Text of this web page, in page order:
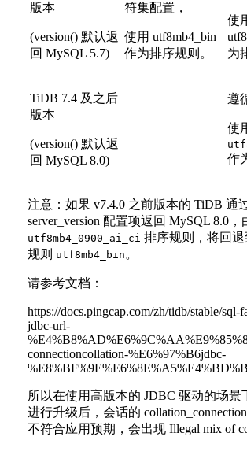
版本
(version() 默认返
回 MySQL 5.7)
符集配置，
使用 utf8mb4_bin
作为排序规则。
使
为
TiDB 7.4 及之后
版本
(version() 默认返
回 MySQL 8.0)
遵
使
作
注意：如果 v7.4.0 之前版本的 TiDB 通
server_version 配置项返回 MySQL 8.0
utf8mb4_0900_ai_ci 排序规则，将回
规则 utf8mb4_bin 。
请参考文档：
https://docs.pingcap.com/zh/tidb/stable/
jdbc-url-
connectioncollation-%E6%97%B6jdbc-
所以在使用高版本的 JDBC 驱动的场景
进行升级后，会话的
不符合应用预期，会出现 Illegal mix of